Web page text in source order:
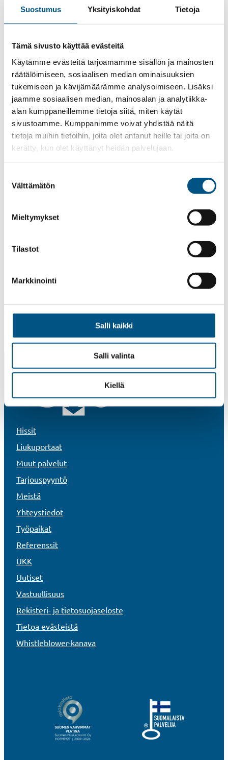
Suostumus Yksityiskohdat Tietoja
Tämä sivusto käyttää evästeitä
Käytämme evästeitä tarjoamamme sisällön ja mainosten
räätälöimiseen, sosiaalisen median ominaisuuksien
tukemiseen ja kävijämäärämme analysoimiseen. Lisäksi
jaamme sosiaalisen median, mainosalan ja analytiikka-
alan kumppaneillemme tietoja siitä, miten käytät
sivustoamme. Kumppanimme voivat yhdistää näitä
tietoja muihin tietoihin, joita olet antanut heille tai joita on
kerätty, kun olet käyttänyt heidän palvelujaan.
valinta
Välttämätön
Mieltymykset
Tilastot
Markkinointi
Salli kaikki
Salli valinta
Kiellä
Lue lisää hissin ennakoivasta
Kysy tarjous hissin
korjauksesta
Huoltomyynti
Huoltomyynti
Hissit
Liukuportaat
Muut palvelut
Tarjouspyyntö
Meistä
Yhteystiedot
Työpaikat
Referenssit
UKK
Uutiset
Vastuullisuus
Rekisteri- ja tietosuojaseloste
Tietoa evästeistä
Whistleblower-kanava